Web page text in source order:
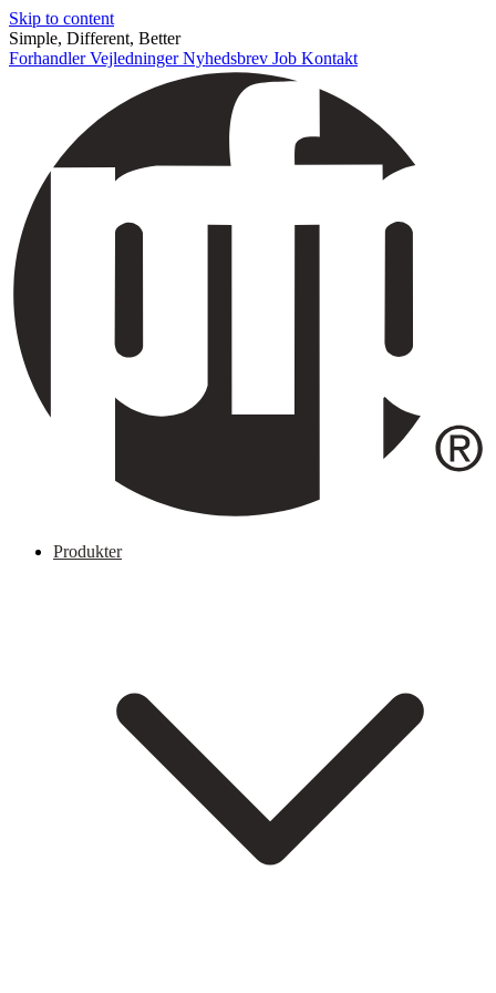
Skip to content
Simple, Different, Better
ForhandlerVejledningerNyhedsbrev Job Kontakt
Produkter